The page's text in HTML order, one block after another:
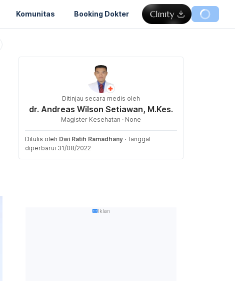
Komunitas Booking Dokter
Ditinjau secara medis oleh
dr. Andreas Wilson Setiawan, M.Kes.
Magister Kesehatan · None
Ditulis oleh Dwi Ratih Ramadhany · Tanggal
diperbarui 31/08/2022
Iklan